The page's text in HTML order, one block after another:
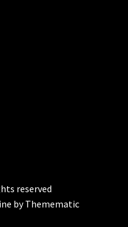
reserved
byThemematic